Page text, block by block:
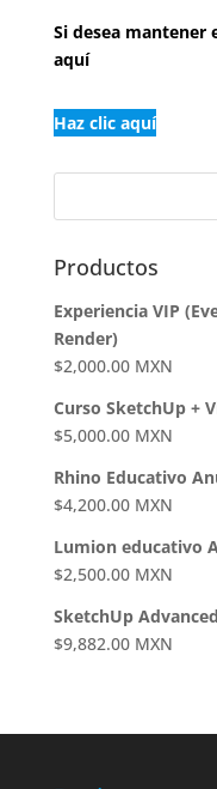
Si deseamantener
aquí
Haz clic aquí
Productos
Experiencia VIP
Render)
$2,000.00 MXN
Curso SketchUp +
$5,000.00 MXN
Rhino Educativo
$4,200.00 MXN
Lumion educativo
$2,500.00 MXN
SketchUp
$9,882.00 MXN